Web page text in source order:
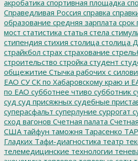
акробатика спортивная площадка
Справедливая Россия справка
образование средняя зарплата срок
мост статистика статья стела
стипендия стихия столица столица
страйкбол страх страхование
строительство стройка студент
общежитие Стычка рабочих с
ЕАО СУ СК по Хабаровскому краю и
по ЕАО субботнее чтиво субботник
суд суд присяжных судебные
суперасфальт суперлуние суррогат
сход вагонов Счетная палата
США тайфун таможня Тарасенко
Гладких Тафи-диагностика театр
телемедицинские технологии